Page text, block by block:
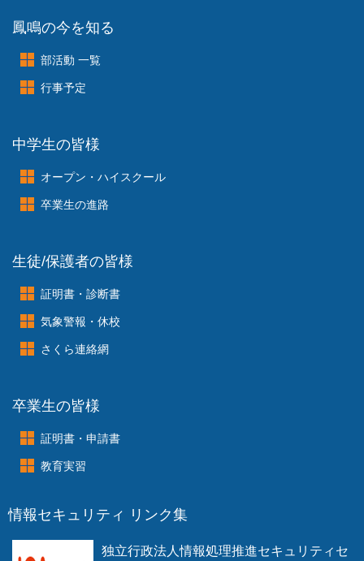
鳳鳴の今を知る
部活動 一覧
行事予定
中学生の皆様
オープン・ハイスクール
卒業生の進路
生徒/保護者の皆様
証明書・診断書
気象警報・休校
さくら連絡網
卒業生の皆様
証明書・申請書
教育実習
情報セキュリティ リンク集
独立行政法人情報処理推進セキュリティセ